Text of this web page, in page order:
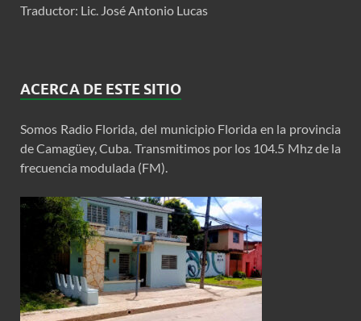
Traductor: Lic. José Antonio Lucas
ACERCA DE ESTE SITIO
Somos Radio Florida, del municipio Florida en la provincia
de Camagüey, Cuba. Transmitimos por los 104.5 Mhz de la
frecuencia modulada (FM).